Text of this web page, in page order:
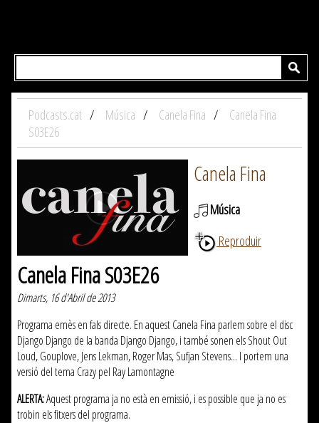
Podcasts.cat Música Canela Fina
Canela Fina
S03E26
Canela Fina
Música
Reproduir
Canela Fina S03E26
Dimarts, 16 d'Abril de 2013
Programa emès en fals directe. En aquest Canela Fina parlem sobre el disc
Django Django de la banda Django Django, i també sonen els Shout Out
Loud, Gouplove, Jens Lekman, Roger Mas, Sufjan Stevens... I portem una
versió del tema Crazy pel Ray Lamontagne
ALERTA:Aquest programa ja no està en emissió, i es possible que ja no es
trobin els fitxers del programa.